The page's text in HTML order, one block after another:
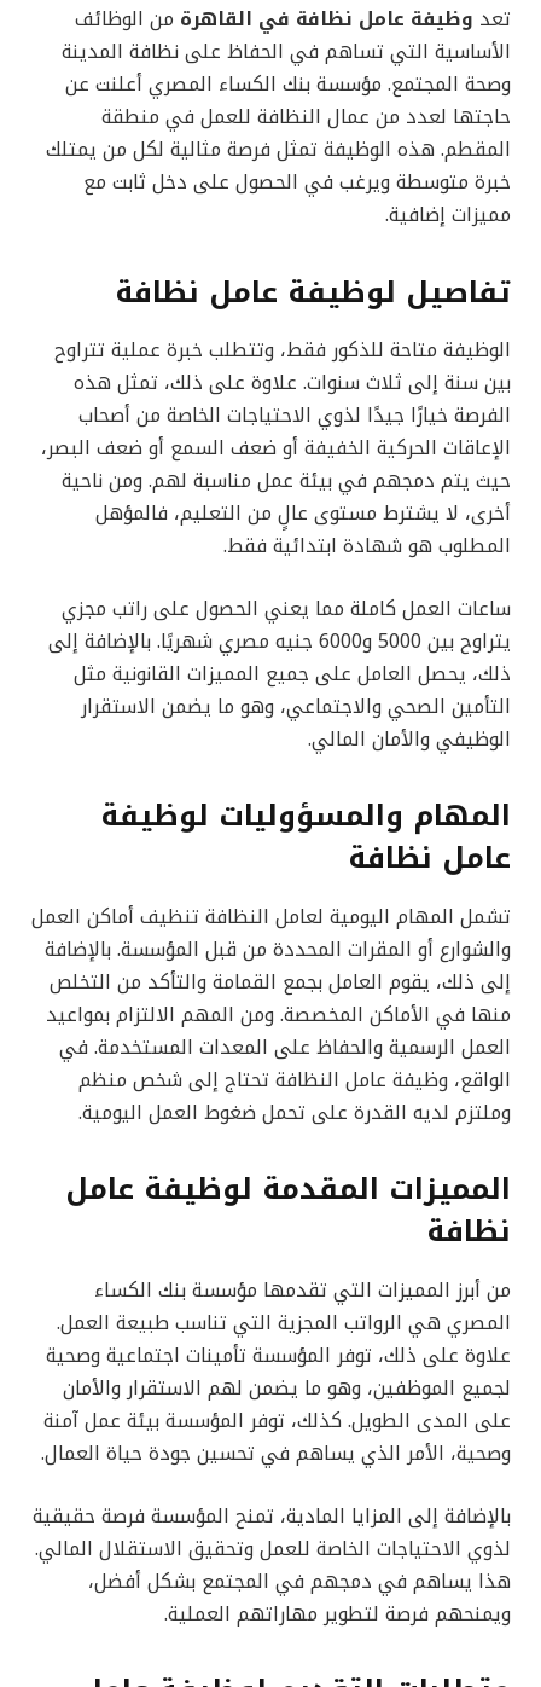
تعد وظيفة عامل نظافة في القاهرة من الوظائف
الأساسية التي تساهم في الحفاظ على نظافة المدينة
وصحة المجتمع. مؤسسة بنك الكساء المصري أعلنت عن
حاجتها لعدد من عمال النظافة للعمل في منطقة
المقطم. هذه الوظيفة تمثل فرصة مثالية لكل من يمتلك
خبرة متوسطة ويرغب في الحصول على دخل ثابت مع
مميزات إضافية.
تفاصيل لوظيفة عامل نظافة
الوظيفة متاحة للذكور فقط، وتتطلب خبرة عملية تتراوح
بين سنة إلى ثلاث سنوات. علاوة على ذلك، تمثل هذه
الفرصة خيارًا جيدًا لذوي الاحتياجات الخاصة من أصحاب
الإعاقات الحركية الخفيفة أو ضعف السمع أو ضعف البصر،
حيث يتم دمجهم في بيئة عمل مناسبة لهم. ومن ناحية
أخرى، لا يشترط مستوى عالٍ من التعليم، فالمؤهل
المطلوب هو شهادة ابتدائية فقط.
ساعات العمل كاملة مما يعني الحصول على راتب مجزي
يتراوح بين 5000 و6000 جنيه مصري شهريًا. بالإضافة إلى
ذلك، يحصل العامل على جميع المميزات القانونية مثل
التأمين الصحي والاجتماعي، وهو ما يضمن الاستقرار
الوظيفي والأمان المالي.
المهام والمسؤوليات لوظيفة
عامل نظافة
تشمل المهام اليومية لعامل النظافة تنظيف أماكن العمل
والشوارع أو المقرات المحددة من قبل المؤسسة. بالإضافة
إلى ذلك، يقوم العامل بجمع القمامة والتأكد من التخلص
منها في الأماكن المخصصة. ومن المهم الالتزام بمواعيد
العمل الرسمية والحفاظ على المعدات المستخدمة. في
الواقع، وظيفة عامل النظافة تحتاج إلى شخص منظم
وملتزم لديه القدرة على تحمل ضغوط العمل اليومية.
المميزات المقدمة لوظيفة عامل
نظافة
من أبرز المميزات التي تقدمها مؤسسة بنك الكساء
المصري هي الرواتب المجزية التي تناسب طبيعة العمل.
علاوة على ذلك، توفر المؤسسة تأمينات اجتماعية وصحية
لجميع الموظفين، وهو ما يضمن لهم الاستقرار والأمان
على المدى الطويل. كذلك، توفر المؤسسة بيئة عمل آمنة
وصحية، الأمر الذي يساهم في تحسين جودة حياة العمال.
بالإضافة إلى المزايا المادية، تمنح المؤسسة فرصة حقيقية
لذوي الاحتياجات الخاصة للعمل وتحقيق الاستقلال المالي.
هذا يساهم في دمجهم في المجتمع بشكل أفضل،
ويمنحهم فرصة لتطوير مهاراتهم العملية.